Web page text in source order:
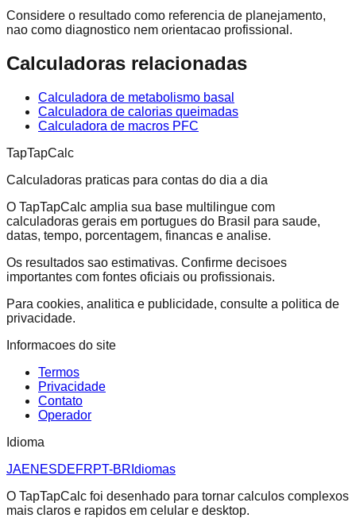
Considere o resultado como referencia de planejamento,
nao como diagnostico nem orientacao profissional.
Calculadoras relacionadas
Calculadora de metabolismo basal
Calculadora de calorias queimadas
Calculadora de macros PFC
TapTapCalc
Calculadoras praticas para contas do dia a dia
O TapTapCalc amplia sua base multilingue com
calculadoras gerais em portugues do Brasil para saude,
datas, tempo, porcentagem, financas e analise.
Os resultados sao estimativas. Confirme decisoes
importantes com fontes oficiais ou profissionais.
Para cookies, analitica e publicidade, consulte a politica de
privacidade.
Informacoes do site
Termos
Privacidade
Contato
Operador
Idioma
JAEN ESDEFRPT-BR Idiomas
O TapTapCalc foi desenhado para tornar calculos complexos
mais claros e rapidos em celular e desktop.